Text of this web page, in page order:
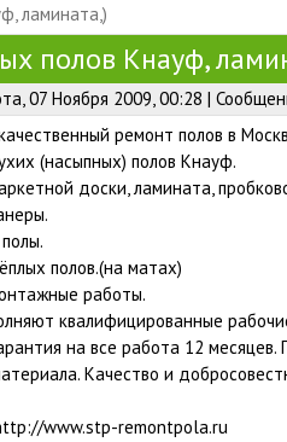
ламината,)
полов Кнауф,
07 Ноября 2009, 00:28 |
ремонт полов в
(насыпных) полов Кнауф.
доски, ламината,
полов.(на матах)
работы.
квалифицированные
на все работа 12 месяцев.
Качество и
www.stp-remontpola.ru